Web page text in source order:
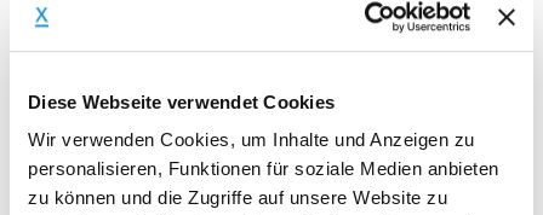
Diese Webseite verwendet Cookies
Wir verwenden Cookies, um Inhalte und Anzeigen zu
personalisieren, Funktionen für soziale Medien anbieten
zu können und die Zugriffe auf unsere Website zu
der zur Ergänzung des vorgesehenen
Teams, umfassende Branchenkenntnisse
Fachliche Begleitung, prozessuale und
organisatorische Unterstützung des
Kunden bei der Umsetzung des